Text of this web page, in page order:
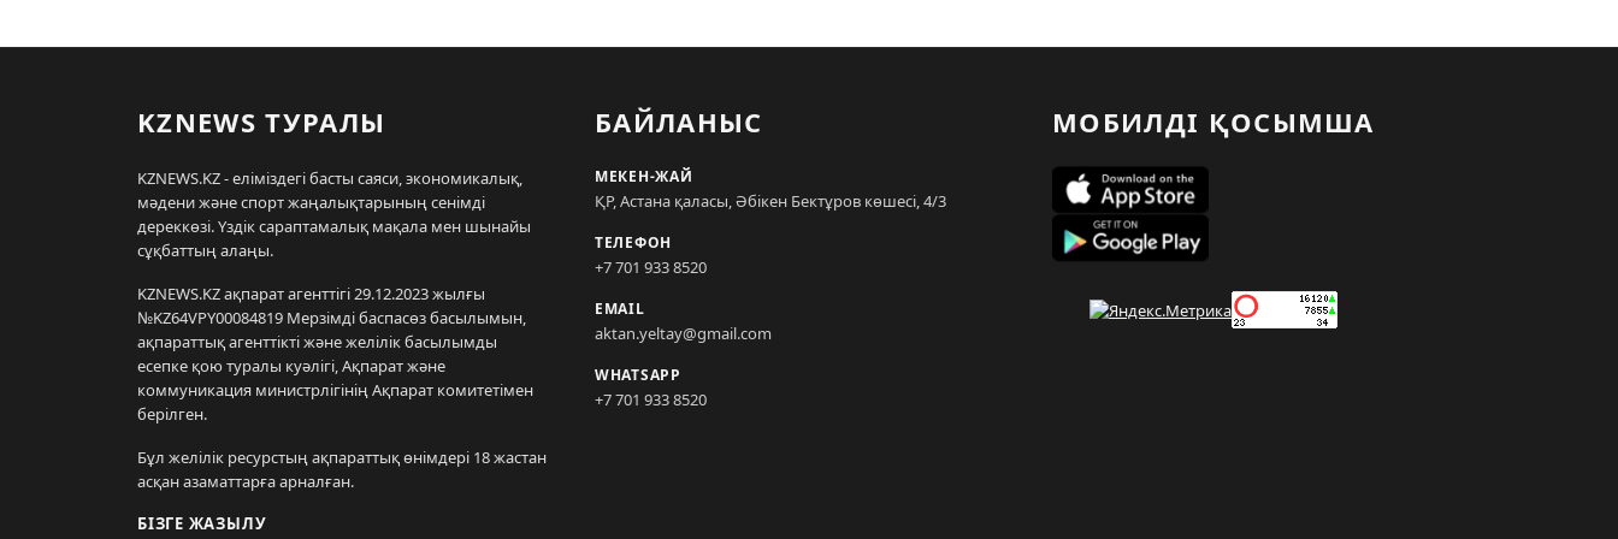
KZNEWS ТУРАЛЫ
KZNEWS.KZ - еліміздегі басты саяси, экономикалық,
мәдени және спорт жаңалықтарының сенімді
дереккөзі. Үздік сараптамалық мақала мен шынайы
сұқбаттың алаңы.
KZNEWS.KZ ақпарат агенттігі 29.12.2023 жылғы
№KZ64VPY00084819 Мерзімді баспасөз басылымын,
ақпараттық агенттікті және желілік басылымды
есепке қою туралы куәлігі, Ақпарат және
коммуникация министрлігінің Ақпарат комитетімен
берілген.
Бұл желілік ресурстың ақпараттық өнімдері 18 жастан
асқан азаматтарға арналған.
БІЗГЕ ЖАЗЫЛУ
БАЙЛАНЫС
МЕКЕН-ЖАЙ
ҚР, Астана қаласы, Әбікен Бектұров көшесі, 4/3
ТЕЛЕФОН
+7 701 933 8520
EMAIL
aktan.yeltay@gmail.com
WHATSAPP
+7 701 933 8520
МОБИЛДІ ҚОСЫМША